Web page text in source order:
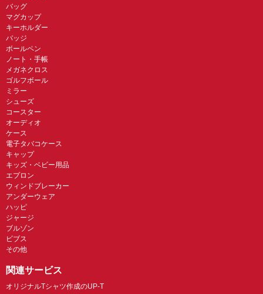
バッグ
マグカップ
キーホルダー
バッジ
ボールペン
ノート・手帳
メガネクロス
ゴルフボール
ミラー
シューズ
コースター
オーディオ
ケース
電子タバコケース
キャップ
キッズ・ベビー用品
エプロン
ウィンドブレーカー
アンダーウェア
ハッピ
ジャージ
ブルゾン
ビブス
その他
関連サービス
オリジナルTシャツ作成のUP-T